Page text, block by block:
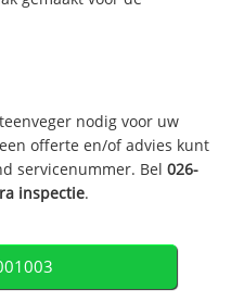
nodig voor uw
offerte en/of advies kunt
servicenummer. Bel026-
inspectie.